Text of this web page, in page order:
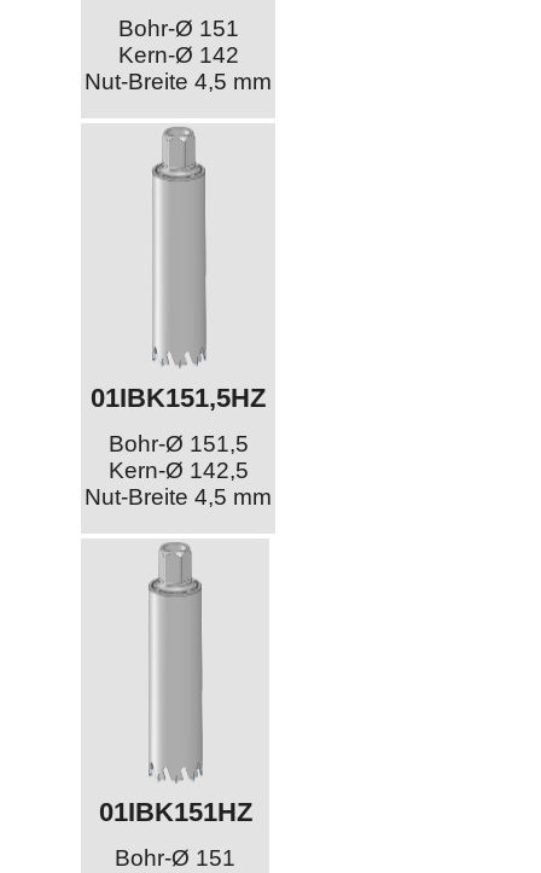
Bohr-Ø 151
Kern-Ø 142
Nut-Breite 4,5 mm
01IBK151,5HZ
Bohr-Ø 151,5
Kern-Ø 142,5
Nut-Breite 4,5 mm
01IBK151HZ
Bohr-Ø 151